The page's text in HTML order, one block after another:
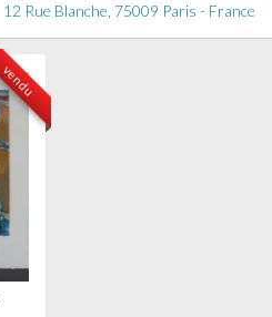
12 Rue Blanche, 75009 Paris - France
vendu